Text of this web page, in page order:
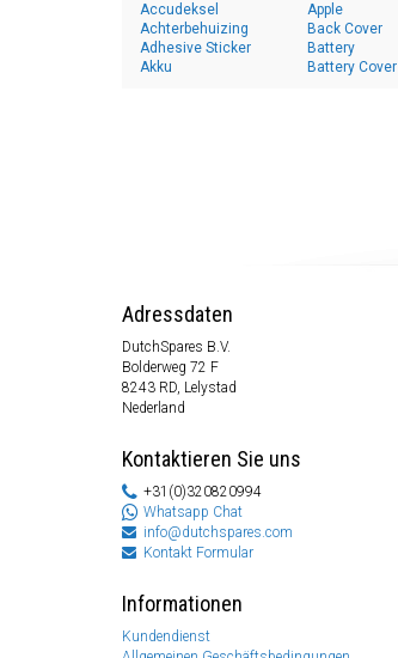
Accudeksel
Achterbehuizing
Adhesive Sticker
Akku
Apple
Back Cover
Battery
Battery Cover
Adressdaten
DutchSpares B.V.
Bolderweg 72 F
8243 RD, Lelystad
Nederland
Kontaktieren Sie uns
+31(0)320820994
Whatsapp Chat
info@dutchspares.com
Kontakt Formular
Informationen
Kundendienst